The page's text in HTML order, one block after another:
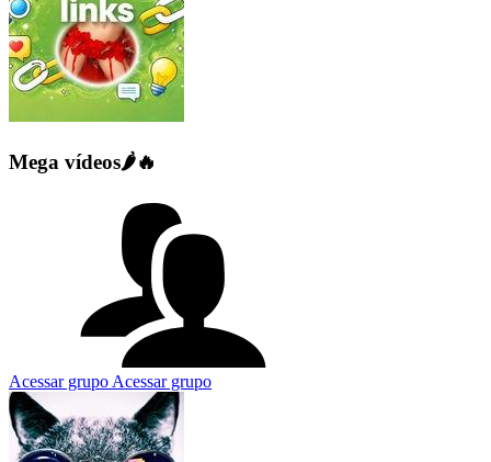
Mega vídeos🌶️🔥
Acessar grupo Acessar grupo